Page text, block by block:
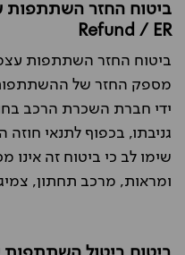
Refund / ER
מספק החזר של
ידי חברת השכרת הרכב
גניבתו, בכפוף לתנאי
שימו לב כי ביטוח זה אינו
ומראות, מרכב תחתון,